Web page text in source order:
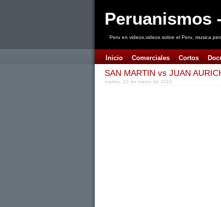
Peruanismos
Peru en videos,videos sobre el Peru, musica
Inicio Comerciales Cortos
SAN MARTIN vs JUAN
martes, 23 de marzo de 2010